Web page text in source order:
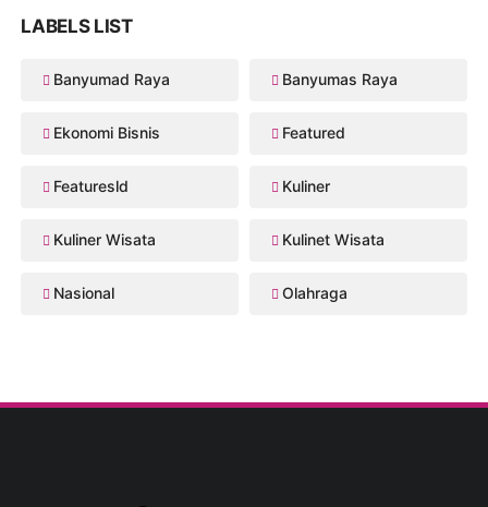
LABELS LIST
Banyumad Raya Banyumas Raya
Ekonomi Bisnis Featured
Featuresld Kuliner
Kuliner Wisata Kulinet Wisata
Nasional Olahraga